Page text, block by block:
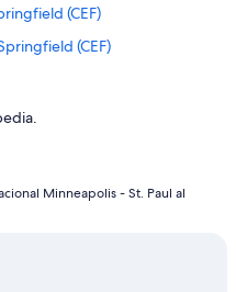
(CEF)
(CEF)
(CEF)
(CEF)
(BOS)
Minneapolis - St. Paul al